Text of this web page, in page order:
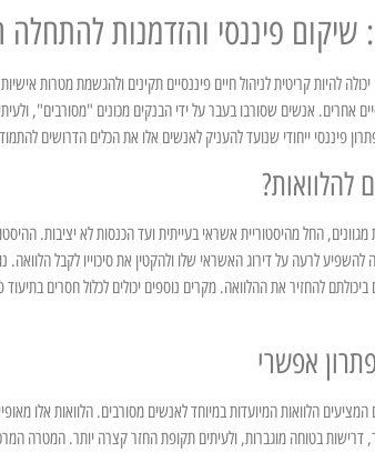
שיקום פיננסי והזדמנות
יכולה להיות קריטית לניהול חיים פיננסיים תקינים ולהגשמת מטרות
אחרים. אנשים שסורבו בעבר על ידי הבנקים מכונים "מסורבים",
פיננסי ייחודי שנועד להעניק לאנשים אלו את הכלים הדרושים
להלוואות?
מגוונים, החל מהיסטוריית אשראי בעייתית ועד הכנסות לא יציבות.
להשפיע לרעה על דירוג האשראי שלו ולהקטין את סיכוייו לקבל
להחזיר את ההלוואה. מקרים נוספים יכולים לכלול חסרים
אפשרי
הלוואות המיועדות במיוחד לאנשים מסורבים. הלוואות אלו
דרישות בטוחה מוגברות, ולעיתים תקופת החזר קצרה יותר. המטרה